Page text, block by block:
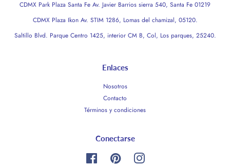
CDMX Park Plaza Santa Fe Av. Javier Barrios sierra 540, Santa Fe 01219
CDMX Plaza Ikon Av. STIM 1286, Lomas del chamizal, 05120.
Saltillo Blvd. Parque Centro 1425, interior CM B, Col, Los parques, 25240.
Enlaces
Nosotros
Contacto
Términos y condiciones
Conectarse
FacebookPinterestInstagram